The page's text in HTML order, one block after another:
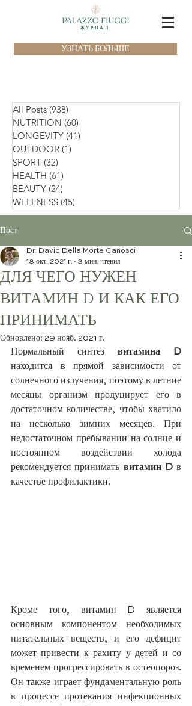
ЖУРНАЛ
УЗНАТЬ БОЛЬШЕ
All Posts (938)
NUTRITION (60)
LONGEVITY (41)
OUTDOOR (1)
SPORT (32)
HEALTH (61)
BEAUTY (24)
WELLNESS (45)
Пост
ДЛЯ ЧЕГО НУЖЕН
ВИТАМИН D И КАК ЕГО
ПРИНИМАТЬ
Dr. David Della Morte Canosci
18 окт. 2021 г.
3 мин. чтения
Обновлено: 29 нояб. 2021 г.
Нормальный синтез витамина D
находится в прямой зависимости от
солнечного излучения, поэтому в летние
месяцы организм продуцирует его в
достаточном количестве, чтобы хватило
на несколько зимних месяцев. При
недостаточном пребывании на солнце и
постоянном воздействии холода
рекомендуется принимать витамин D в
качестве профилактики.
Кроме того, витамин D является
основным компонентом необходимых
питательных веществ, и его дефицит
может привести к рахиту у детей и со
временем прогрессировать в остеопороз.
Он также играет фундаментальную роль
в процессе протекания инфекционных